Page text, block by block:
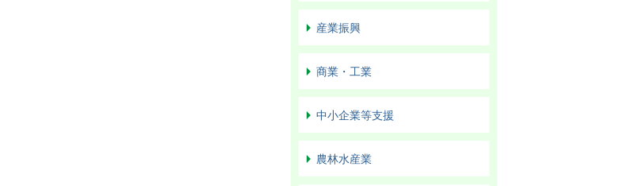
産業振興
商業・工業
中小企業等支援
農林水産業